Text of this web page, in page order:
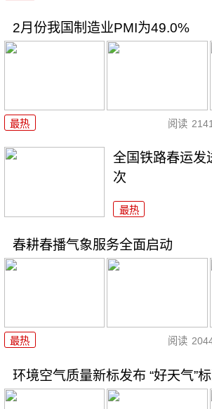
2月份我国制造业PMI为49.0%
最热 阅读
全国铁路春运发
次
最热
春耕春播气象服务全面启动
最热 阅读
环境空气质量新标发布 “好天气”